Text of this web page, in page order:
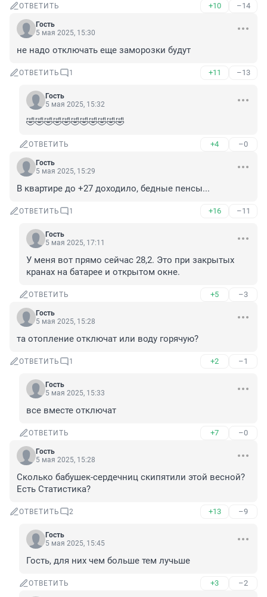
ОТВЕТИТЬ +10 –14
Гость
5 мая 2025, 15:30
не надо отключать еще заморозки будут
ОТВЕТИТЬ 1 +11 –13
Гость
5 мая 2025, 15:32
🤣🤣🤣🤣🤣🤣🤣🤣🤣🤣🤣
ОТВЕТИТЬ +4 –0
Гость
5 мая 2025, 15:29
В квартире до +27 доходило, бедные пенсы...
ОТВЕТИТЬ 1 +16 –11
Гость
5 мая 2025, 17:11
У меня вот прямо сейчас 28,2. Это при закрытых
кранах на батарее и открытом окне.
ОТВЕТИТЬ +5 –3
Гость
5 мая 2025, 15:28
та отопление отключат или воду горячую?
ОТВЕТИТЬ 1 +2 –1
Гость
5 мая 2025, 15:33
все вместе отключат
ОТВЕТИТЬ +7 –0
Гость
5 мая 2025, 15:28
Сколько бабушек-сердечниц скипятили этой весной?
Есть Статистика?
ОТВЕТИТЬ 2 +13 –9
Гость
5 мая 2025, 15:45
Гость, для них чем больше тем лучьше
ОТВЕТИТЬ +3 –2